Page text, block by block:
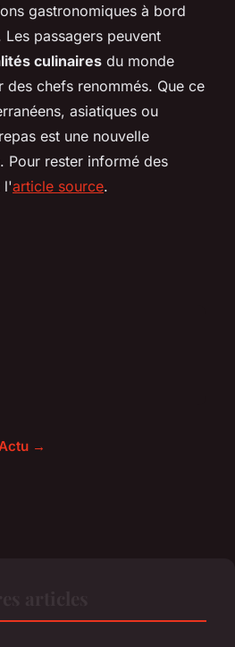
gastronomiques à bord
passagers peuvent
culinaires du monde
des chefs renommés. Que ce
asiatiques ou
est une nouvelle
Pour rester informé des
l'article source.
→